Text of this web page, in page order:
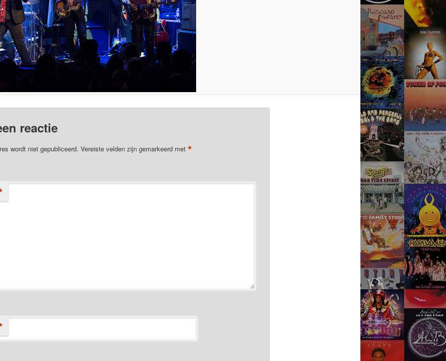
reactie
wordt niet gepubliceerd. Vereiste velden zijn gemarkeerd met *